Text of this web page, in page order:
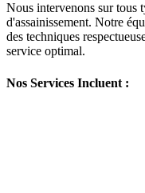
Nous intervenons sur tous
d'assainissement. Notre
des techniques
service optimal.
Nos Services Incluent :